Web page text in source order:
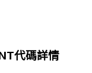
代碼詳情